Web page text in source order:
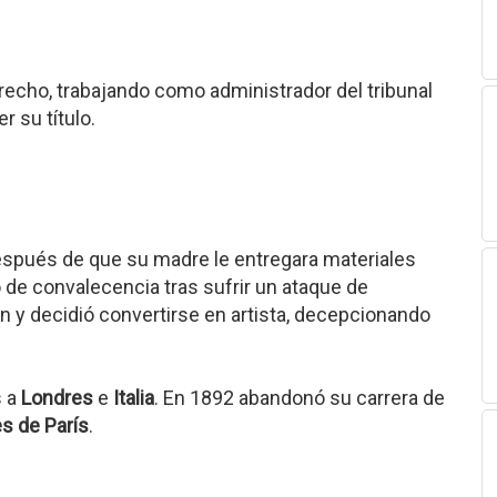
trabajando como administrador del tribunal
su título.
de que su madre le entregara materiales
convalecencia tras sufrir un ataque de
y decidió convertirse en artista, decepcionando
a Londres e Italia. En 1892 abandonó su carrera de
de París.